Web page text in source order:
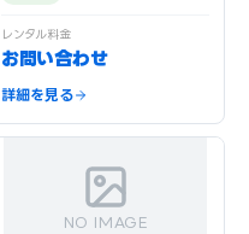
レンタル料金
お問い合わせ
詳細を見る
NO IMAGE